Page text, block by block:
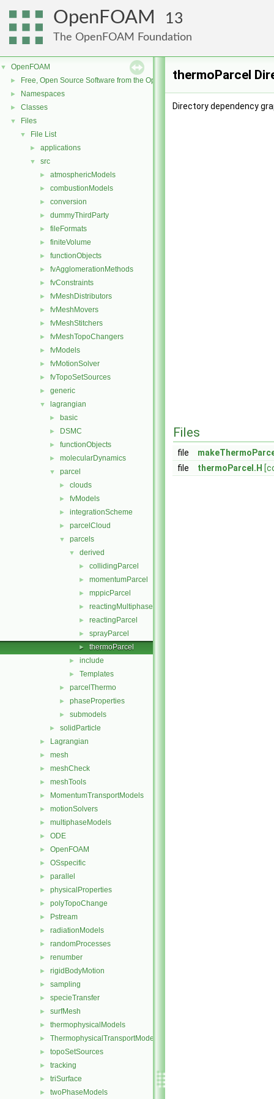
OpenFOAM 13
The OpenFOAM Foundation
▼ OpenFOAM
► Free, Open Source Software from the OpenFOAM Foundation
► Namespaces
► Classes
▼ Files
▼ File List
► applications
▼ src
► atmosphericModels
► combustionModels
► conversion
► dummyThirdParty
► fileFormats
► finiteVolume
► functionObjects
► fvAgglomerationMethods
► fvConstraints
► fvMeshDistributors
► fvMeshMovers
► fvMeshStitchers
► fvMeshTopoChangers
► fvModels
► fvMotionSolver
► fvTopoSetSources
► generic
▼ lagrangian
► basic
► DSMC
► functionObjects
► molecularDynamics
▼ parcel
► clouds
► fvModels
► integrationScheme
► parcelCloud
▼ parcels
▼ derived
► collidingParcel
► momentumParcel
► mppicParcel
► reactingMultiphaseParcel
► reactingParcel
► sprayParcel
► thermoParcel
► include
► Templates
► parcelThermo
► phaseProperties
► submodels
► solidParticle
► Lagrangian
► mesh
► meshCheck
► meshTools
► MomentumTransportModels
► motionSolvers
► multiphaseModels
► ODE
► OpenFOAM
► OSspecific
► parallel
► physicalProperties
► polyTopoChange
► Pstream
► radiationModels
► randomProcesses
► renumber
► rigidBodyMotion
► sampling
► specieTransfer
► surfMesh
► thermophysicalModels
► ThermophysicalTransportModels
► topoSetSources
► tracking
► triSurface
► twoPhaseModels
thermoParcel
Directory dependency
Files
file
file
thermoParcel.H